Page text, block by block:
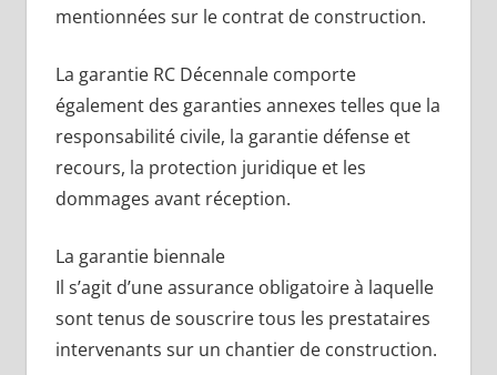
mentionnées sur le contrat de construction.
La garantie RC Décennale comporte
également des garanties annexes telles que la
responsabilité civile, la garantie défense et
recours, la protection juridique et les
dommages avant réception.
La garantie biennale
Il s’agit d’une assurance obligatoire à laquelle
sont tenus de souscrire tous les prestataires
intervenants sur un chantier de construction.